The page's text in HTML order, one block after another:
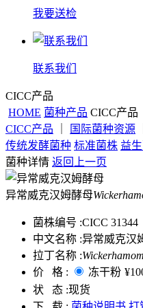
我要送检
联系我们
CICC产品
HOME 菌种产品 CICC产品
CICC产品
国际菌种资源
传统发酵菌种 标准菌株 益
菌种详情 返回上一页
异常威克汉姆酵母
菌株编号 :CICC 31344
中文名称 :异常威克汉
拉丁名称 :
价 格 :
冻干粉
状 态 :现货